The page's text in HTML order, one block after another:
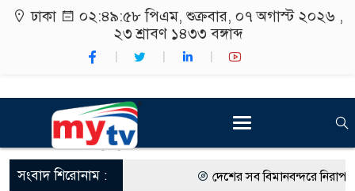
ঢাকা ০২:৪৯:৫৯ পিএম, শুক্রবার, ০৭ অগাস্ট ২০২৬ ,
২৩ শ্রাবণ ১৪৩৩ বঙ্গাব্দ
সংবাদ শিরোনাম : দেশের সব বিমানবন্দরে নিরাপত্তা